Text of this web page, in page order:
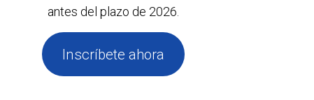
antes del plazo de 2026.
Inscríbete ahora